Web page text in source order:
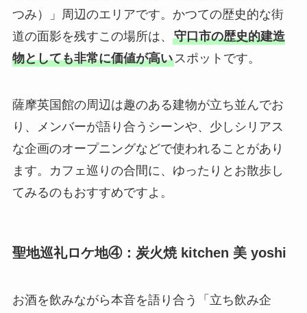
つみ）」周辺のエリアです。かつての歴史的な街
道の面影を残すこの場所は、 守口市の歴史的建造
物としても非常に価値が高いスポットです。
薩摩英国館の周辺は趣のある建物が立ち並んでお
り、メンバーが語り合うシーンや、少しシリアス
な企画のオープニングなどで使われることがあり
ます。カフェ巡りの合間に、ゆったりとお散歩し
てみるのもおすすめですよ。
聖地巡礼ロケ地④：炭火焼 kitchen 美 yoshi
お酒を飲みながら本音を語り合う「立ち飲み企